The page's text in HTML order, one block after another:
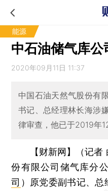
能源
中石油储气库
2020年09月11日 11:37
中国石油天然气股份有
书记、总经理林长海涉
律审查，他已于2019年
【财新网】（记者
份有限公司储气库分
司 ）原党委副书记、总